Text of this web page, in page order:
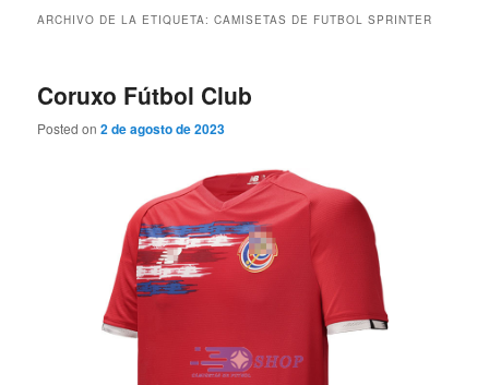
ARCHIVO DE LA ETIQUETA:CAMISETAS DE FUTBOL SPRINTER
Coruxo Fútbol Club
Posted on2 de agosto de 2023